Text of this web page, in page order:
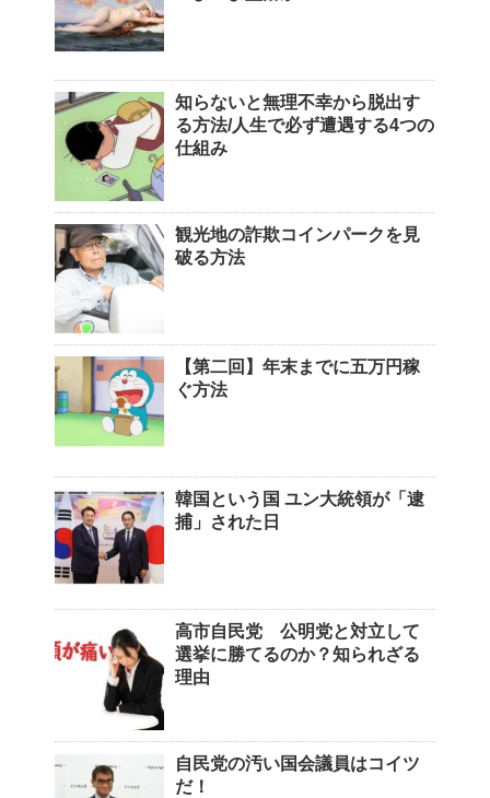
知らないと無理不幸から脱出す
る方法/人生で必ず遭遇する4つの
仕組み
観光地の詐欺コインパークを見
破る方法
【第二回】年末までに五万円稼
ぐ方法
韓国という国 ユン大統領が「逮
捕」された日
高市自民党 公明党と対立して
選挙に勝てるのか？知られざる
理由
自民党の汚い国会議員はコイツ
だ！